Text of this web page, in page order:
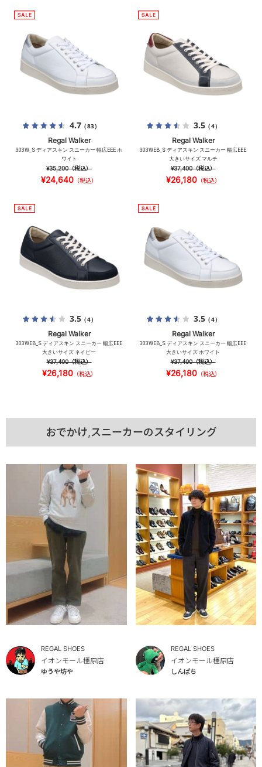
4.7（83）
Regal Walker
303W_S ディアスキン スニーカー 幅広EEE ホ
ワイト
¥35,200（税込）
¥24,640 （税込）
3.5（4）
Regal Walker
303WEB_S ディアスキン スニーカー 幅広EEE
大きいサイズ マルチ
¥37,400（税込）
¥26,180（税込）
3.5（4）
Regal Walker
303WEB_S ディアスキン スニーカー 幅広EEE
大きいサイズ ネイビー
¥37,400（税込）
¥26,180（税込）
3.5（4）
Regal Walker
303WEB_S ディアスキン スニーカー 幅広EEE
大きいサイズ ホワイト
¥37,400（税込）
¥26,180（税込）
おでかけ,スニーカーのスタイリング
REGAL SHOES
イオンモール橿原店
ゆうや坊や
REGAL SHOES
イオンモール橿原店
しんぱち